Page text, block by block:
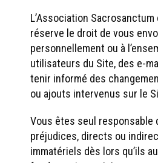
L’Association
réserve le droit de vous
personnellement ou à
utilisateurs du Site, des e-
tenir informé des
ou ajouts intervenus sur le
Vous êtes seul responsable
préjudices, directs ou
immatériels dès lors qu’ils